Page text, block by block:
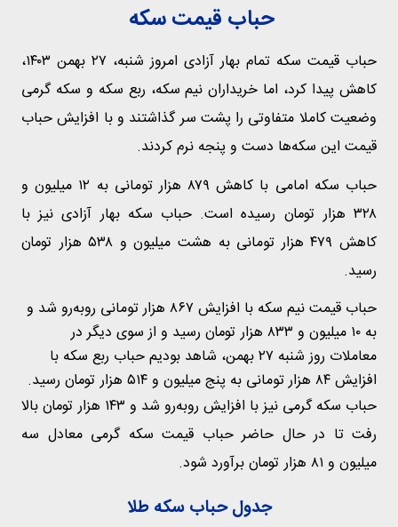
حباب قیمت سکه
حباب قیمت سکه تمام بهار آزادی امروز شنبه، ۲۷ بهمن ۱۴۰۳،
کاهش پیدا کرد، اما خریداران نیم سکه، ربع سکه و سکه گرمی
وضعیت کاملا متفاوتی را پشت سر گذاشتند و با افزایش حباب
قیمت این سکه‌ها دست و پنجه نرم کردند.
حباب سکه امامی با کاهش ۸۷۹ هزار تومانی به ۱۲ میلیون و
۳۲۸ هزار تومان رسیده است. حباب سکه بهار آزادی نیز با
کاهش ۴۷۹ هزار تومانی به هشت میلیون و ۵۳۸ هزار تومان
رسید.
حباب قیمت نیم سکه با افزایش ۸۶۷ هزار تومانی رو‌به‌رو شد و
به ۱۰ میلیون و ۸۳۳ هزار تومان رسید و از سوی دیگر در
معاملات روز شنبه ۲۷ بهمن، شاهد بودیم حباب ربع سکه با
افزایش ۸۴ هزار تومانی به پنج میلیون و ۵۱۴ هزار تومان رسید.
حباب سکه گرمی نیز با افزایش رو‌به‌رو شد و ۱۴۳ هزار تومان بالا
رفت تا در حال حاضر حباب قیمت سکه گرمی معادل سه
میلیون و ۸۱ هزار تومان برآورد شود.
جدول حباب سکه طلا